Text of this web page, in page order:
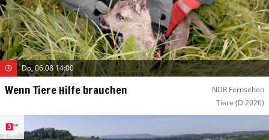
Do, 06.08 14:00
Wenn Tiere Hilfe brauchen
NDR Fernsehen
Tiere (D 2026)